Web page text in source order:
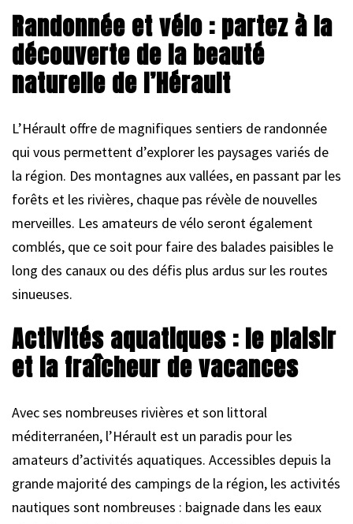
Randonnée et vélo : partez à la
découverte de la beauté
naturelle de l’Hérault
L’Hérault offre de magnifiques sentiers de randonnée
qui vous permettent d’explorer les paysages variés de
la région. Des montagnes aux vallées, en passant par les
forêts et les rivières, chaque pas révèle de nouvelles
merveilles. Les amateurs de vélo seront également
comblés, que ce soit pour faire des balades paisibles le
long des canaux ou des défis plus ardus sur les routes
sinueuses.
Activités aquatiques : le plaisir
et la fraîcheur de vacances
Avec ses nombreuses rivières et son littoral
méditerranéen, l’Hérault est un paradis pour les
amateurs d’activités aquatiques. Accessibles depuis la
grande majorité des campings de la région, les activités
nautiques sont nombreuses : baignade dans les eaux